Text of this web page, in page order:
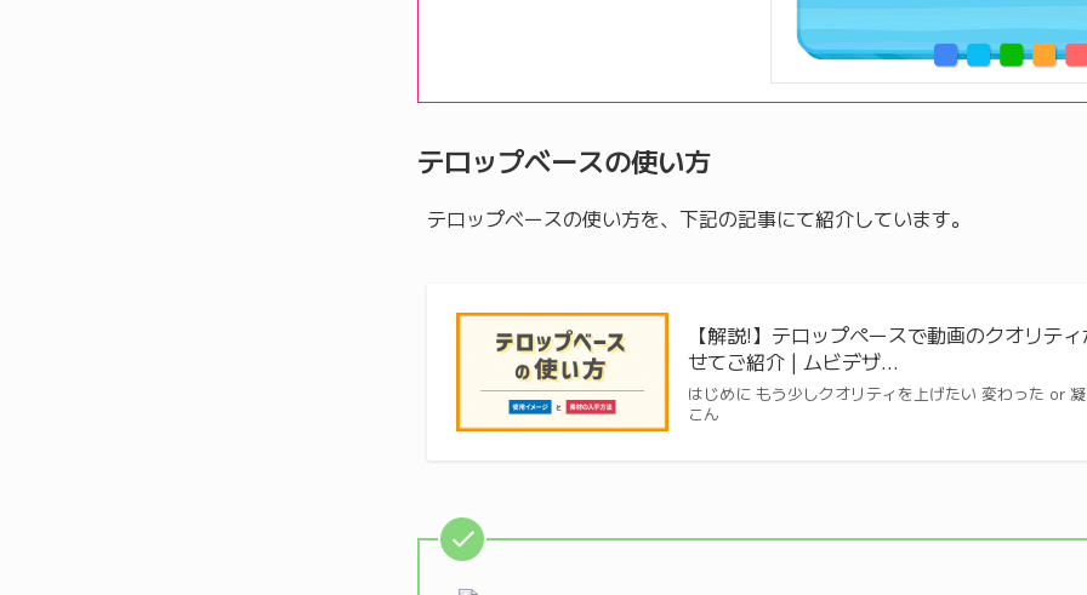
テロップベースの使い方
テロップベースの使い方を、下記の記事にて紹介しています。
【解説!】テロップペースで動画のクオリテ
せてご紹介 | ムビデザ…
はじめに もう少しクオリティを上げたい 変わった or
こん